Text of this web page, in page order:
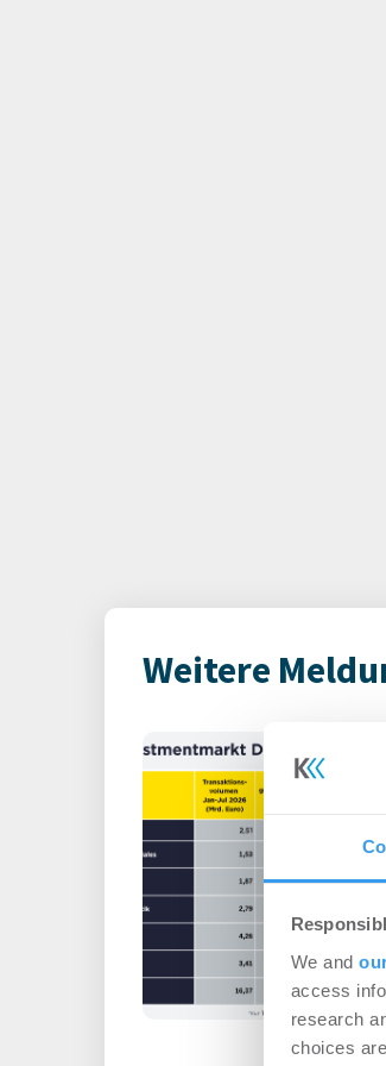
We and
access
research
choices
Weitere